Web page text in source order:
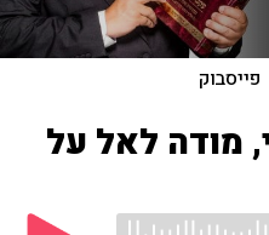
פייסבוק
מודה לאל על